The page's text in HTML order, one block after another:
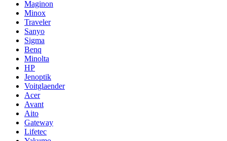
Maginon
Minox
Traveler
Sanyo
Sigma
Benq
Minolta
HP
Jenoptik
Voitglaender
Acer
Avant
Aito
Gateway
Lifetec